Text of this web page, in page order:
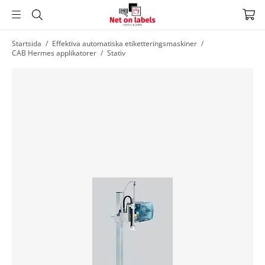
HoppaStartsida / Effektiva automatiska etiketteringsmaskiner /
CAB Hermes applikatorer / Stativ